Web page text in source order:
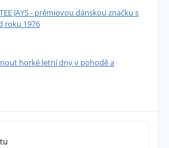
JAYS - prémiovou dánskou značku s
roku 1976
horké letní dny v pohodě a